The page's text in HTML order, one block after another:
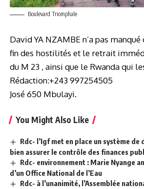
Boulevard Triomphale
David YA NZAMBE n’a pas
fin des hostilités et le retrait
du M 23 , ainsi que le Rwanda qui
Rédaction:+243 997254505
José 650 Mbulayi.
You Might Also Like
Rdc- l’Igf met en place un système
bien assurer le contrôle des finances
Rdc- environnement : Marie Nyange
d’un Office National de l’Eau
Rdc- à l’unanimité, l’Assemblée